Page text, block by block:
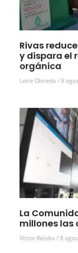
Rivas
y dispara el
orgánica
Leire Olmeda 8
La
millones las
Víctor Reloba 8